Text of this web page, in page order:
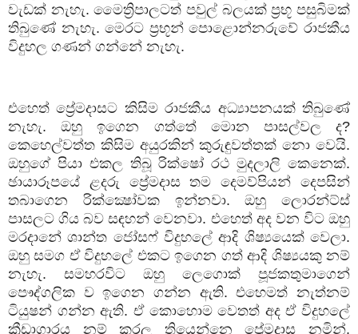
වැඩක් නැහැ. මෛත්‍රිපාලටත් පවුල් බලයක් ප්‍රභූ පසුබිමක්
තිබුණේ නැහැ. මෙරට ප්‍රභූන් පොළොන්නරුවේ රාජකීය
විදුහල ගණන් ගන්නේ නැහැ.
එහෙත් ප්‍රේමදාසට කිසිම රාජකීය අධ්‍යාපනයක් තිබුණේ
නැහැ. ඔහු ඉගෙන ගත්තේ මොන පාසල්වල ද?
කෙහෙල්වත්ත කිසිම අයුරකින් කුරුඳුවත්තක් නො වෙයි.
ඔහුගේ පියා එකල තිබූ රික්ෂෝ රථ මුදලාලි කෙනෙක්.
ඡායාරූපයේ ළදරු ප්‍රේමදාස තම දෙමව්පියන් දෙපසින්
තබාගෙන රික්ක්‍ෂෝවක ඉන්නවා. ඔහු ලොරන්ට්ස්
පාසලට ගිය බව සඳහන් වෙනවා. එහෙත් අද වන විට ඔහු
මරදානේ ශාන්ත ජෝසෆ් විදුහලේ ආදි ශිෂ්‍යයෙක් වෙලා.
ඔහු සමග ඒ විදුහලේ එකට ඉගෙන ගත් ආදි ශිෂ්‍යයකු නම්
නැහැ. සමහරවිට ඔහු ලෙගොක් පූජකතුමාගෙන්
පෞද්ගලික ව ඉගෙන ගන්න ඇති. එහෙමත් නැත්නම්
ටියුෂන් ගන්න ඇති. ඒ කොහොම වෙතත් අද ඒ විදුහලේ
ක්‍රීඩාගාරය නම් කරල තියෙන්නෙ ප්‍රේමදාස නමින්.